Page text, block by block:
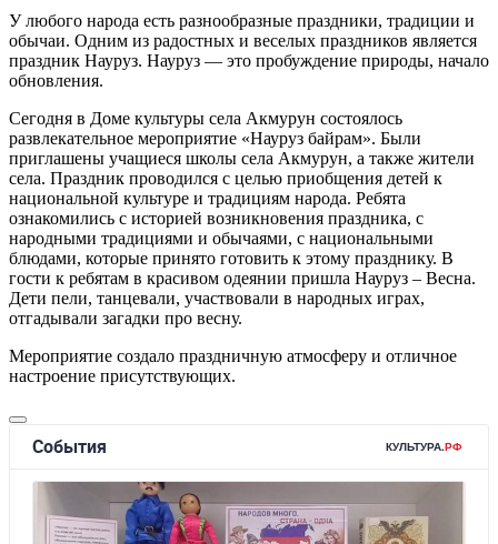
У любого народа есть разнообразные праздники, традиции и
обычаи. Одним из радостных и веселых праздников является
праздник Науруз. Науруз — это пробуждение природы, начало
обновления.
Сегодня в Доме культуры села Акмурун состоялось
развлекательное мероприятие «Науруз байрам». Были
приглашены учащиеся школы села Акмурун, а также жители
села. Праздник проводился с целью приобщения детей к
национальной культуре и традициям народа. Ребята
ознакомились с историей возникновения праздника, с
народными традициями и обычаями, с национальными
блюдами, которые принято готовить к этому празднику. В
гости к ребятам в красивом одеянии пришла Науруз – Весна.
Дети пели, танцевали, участвовали в народных играх,
отгадывали загадки про весну.
Мероприятие создало праздничную атмосферу и отличное
настроение присутствующих.